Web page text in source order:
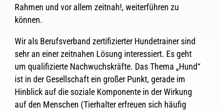
Rahmen und vor allem zeitnah!, weiterführen zu
können.
Wir als Berufsverband zertifizierter Hundetrainer sind
sehr an einer zeitnahen Lösung interessiert. Es geht
um qualifizierte Nachwuchskräfte. Das Thema „Hund“
ist in der Gesellschaft ein großer Punkt, gerade im
Hinblick auf die soziale Komponente in der Wirkung
auf den Menschen (Tierhalter erfreuen sich häufig